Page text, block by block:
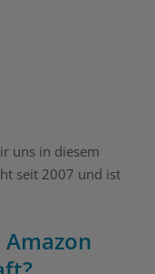
uns in diesem
seit 2007 und ist